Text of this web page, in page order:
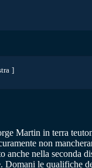
Martin in terra
non
anche nella seconda
Domani le qualifiche